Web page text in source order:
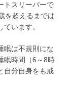
トスリーパーで
を超えるまでは
います。
眠は不規則にな
眠時間（6～8時
自分自身をも戒